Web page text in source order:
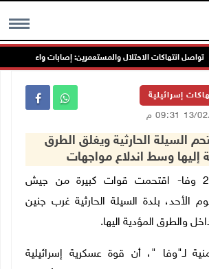
MENU
تواصل انتهاكات الاحتلال والمستعمرين: إصابات واعتقالات
إسرائيلية
السيلة الحارثية ويغلق الطرق
إليها وسط اندلاع مواجهات
جنين 13-2-2022 وفا- اقتحمت قوات كبيرة من جيش
الأحد، بلدة السيلة الحارثية غرب جنين
والطرق المؤدية اليها.
لـ"وفا "، أن قوة عسكرية إسرائيلية